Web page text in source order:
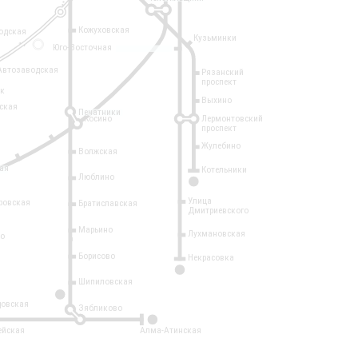
2
14
Кузьминки
Рязанский
проспект
Выхино
Лермонтовский
проспект
Жулебино
Котельники
Кожуховская
Печатники
Волжская
Люблино
Братиславская
Марьино
Борисово
Шипиловская
Зябликово
Алма-Атинская
Улица
Дмитриевского
Лухмановская
Некрасовка
Косино
Юго-Восточная